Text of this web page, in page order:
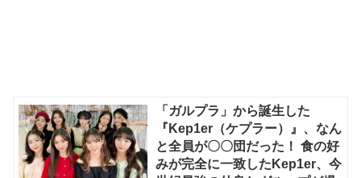
「ガルプラ」から誕生した
『Kep1er（ケプラー）』、なん
と全員が〇〇団だった！ 食の好
みが完全に一致したKep1er、今